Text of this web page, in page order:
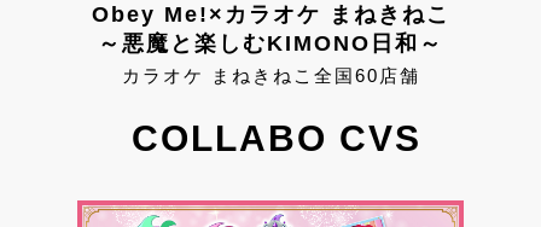
Obey Me!×カラオケ まねきねこ
～悪魔と楽しむKIMONO日和～
カラオケ まねきねこ全国60店舗
COLLABO CVS